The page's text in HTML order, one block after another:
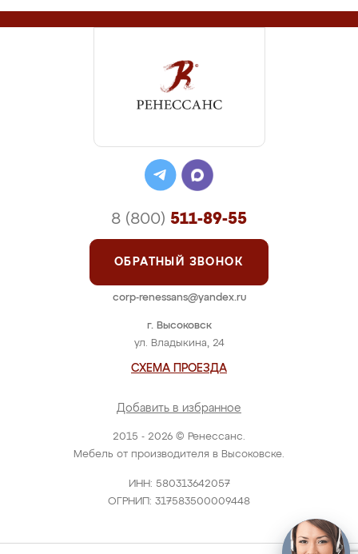
2015 - 2026 © Ренессанс.
Мебель от производителя в Высоковске.
ИНН: 580313642057
ОГРНИП: 317583500009448
г. Высоковск
ул. Владыкина, 24
СХЕМА ПРОЕЗДА
Добавить в избранное
8 (800) 511-89-55
ОБРАТНЫЙ ЗВОНОК
corp-renessans@yandex.ru